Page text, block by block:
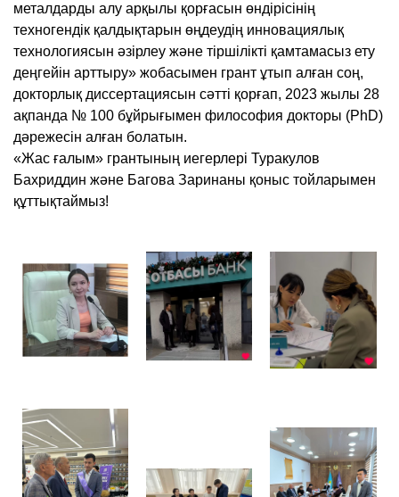
металдарды алу арқылы қорғасын өндірісінің
техногендік қалдықтарын өңдеудің инновациялық
технологиясын әзірлеу және тіршілікті қамтамасыз ету
деңгейін арттыру» жобасымен грант ұтып алған соң,
докторлық диссертациясын сәтті қорғап, 2023 жылы 28
ақпанда № 100 бұйрығымен философия докторы (PhD)
дәрежесін алған болатын.
«Жас ғалым» грантының иегерлері Туракулов
Бахриддин және Багова Заринаны қоныс тойларымен
құттықтаймыз!